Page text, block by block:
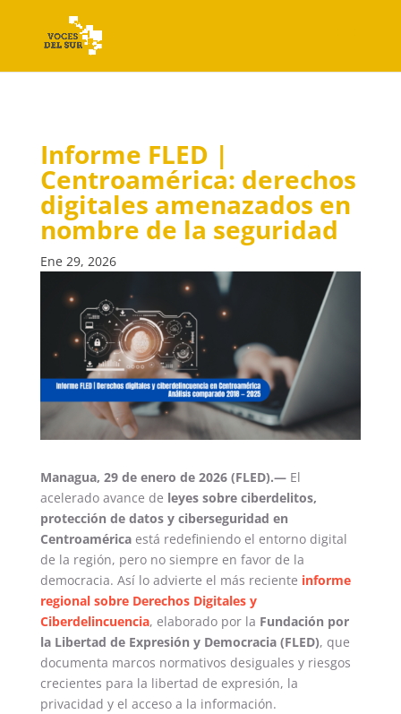
Informe FLED |
Centroamérica: derechos
digitales amenazados en
nombre de la seguridad
Ene 29, 2026
Managua, 29 de enero de 2026 (FLED).—El
acelerado avance de leyes sobre ciberdelitos,
protección de datos y ciberseguridad en
Centroaméricaestá redefiniendo el entorno digital
de la región, pero no siempre en favor de la
democracia. Así lo advierte el más reciente informe
regional sobre Derechos Digitales y
Ciberdelincuencia, elaborado por la Fundación por
la Libertad de Expresión y Democracia (FLED), que
documenta marcos normativos desiguales y riesgos
crecientes para la libertad de expresión, la
privacidad y el acceso a la información.